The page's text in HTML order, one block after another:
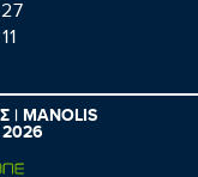
MANOLIS
2026